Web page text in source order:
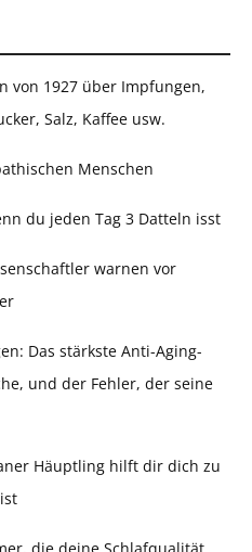
von 1927 über Impfungen,
Salz, Kaffee usw.
Menschen
du jeden Tag 3 Datteln isst
warnen vor
Das stärkste Anti-Aging-
und der Fehler, der seine
Häuptling hilft dir dich zu